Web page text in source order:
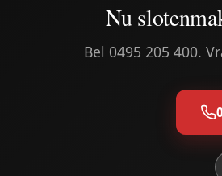
Nu
Bel 0495 205 400.